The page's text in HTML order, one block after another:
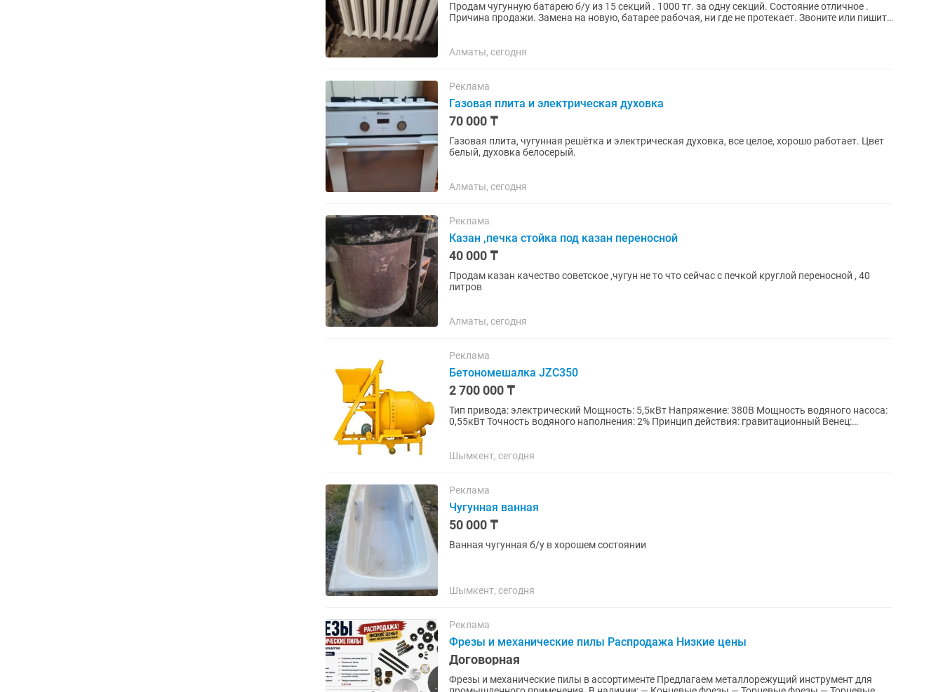
Продам чугунную батарею б/у из 15 секций . 1000 тг. за одну секций. Состояние отличное .
Причина продажи. Замена на новую, батарее рабочая, ни где не протекает. Звоните или пишите
Алматы, сегодня
Реклама
Газовая плита и электрическая духовка
70 000 ₸
Газовая плита, чугунная решётка и электрическая духовка, все целое, хорошо работает. Цвет
белый, духовка белосерый.
Алматы, сегодня
Реклама
Казан ,печка стойка под казан переносной
40 000 ₸
Продам казан качество советское ,чугун не то что сейчас с печкой круглой переносной , 40
литров
Алматы, сегодня
Реклама
Бетономешалка JZC350
2 700 000 ₸
Тип привода: электрический Мощность: 5,5кВт Напряжение: 380В Мощность водяного насоса:
0,55кВт Точность водяного наполнения: 2% Принцип действия: гравитационный Венец:
Шымкент, сегодня
Реклама
Чугунная ванная
50 000 ₸
Ванная чугунная б/у в хорошем состоянии
Шымкент, сегодня
Реклама
Фрезы и механические пилы Распродажа Низкие цены
Договорная
Фрезы и механические пилы в ассортименте Предлагаем металлорежущий инструмент для